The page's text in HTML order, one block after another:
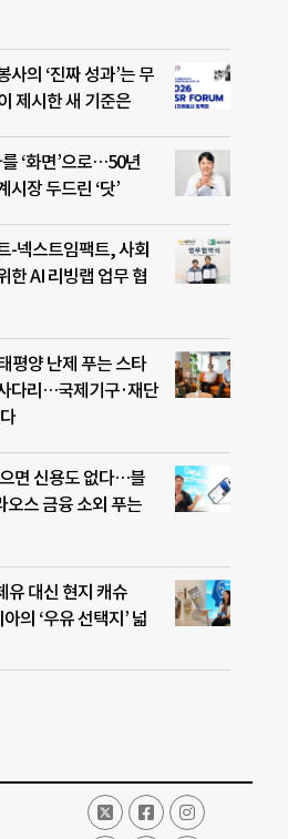
사의 ‘진짜 성과’는 무
제시한 새 기준은
‘화면’으로…50년
시장 두드린 ‘닷’
-넥스트임팩트, 사회
한 AI 리빙랩 업무 협
평양 난제 푸는 스타
다리…국제기구·재단
면 신용도 없다…블
오스 금융 소외 푸는
유 대신 현지 캐슈
의 ‘우유 선택지’ 넓